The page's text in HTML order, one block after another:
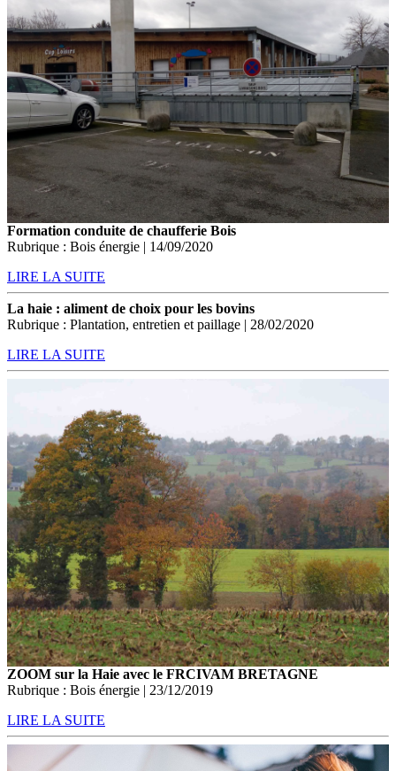
Formation conduite de chaufferie Bois
Rubrique : Bois énergie | 14/09/2020
LIRE LA SUITE
La haie : aliment de choix pour les bovins
Rubrique : Plantation, entretien et paillage | 28/02/2020
LIRE LA SUITE
ZOOM sur la Haie avec le FRCIVAM BRETAGNE
Rubrique : Bois énergie | 23/12/2019
LIRE LA SUITE